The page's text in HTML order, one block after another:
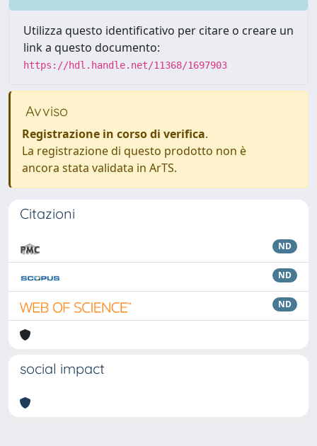
Utilizza questo identificativo per citare o creare un
link a questo documento:
https://hdl.handle.net/11368/1697903
Avviso
Registrazione in corso di verifica.
La registrazione di questo prodotto non è
ancora stata validata in ArTS.
Citazioni
ND
ND
ND
social impact